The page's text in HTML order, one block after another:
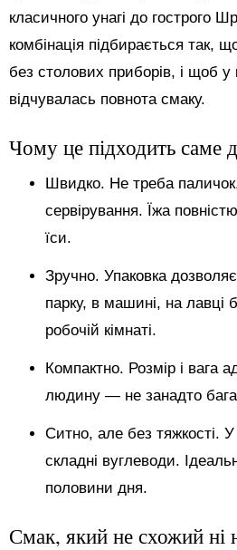
класичного унагі до гострого
комбінація підбирається так,
без столових приборів, і щоб у
відчувалась повнота смаку.
Чому це підходить саме
Швидко. Не треба
сервірування. Їжа
їси.
Зручно. Упаковка
парку, в машині, на лавці
робочій кімнаті.
Компактно. Розмір і вага
людину — не занадто
Ситно, але без тяжкості.
складні вуглеводи.
половини дня.
Смак, який не схожий ні